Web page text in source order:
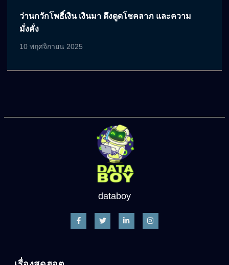
ว่านกวักโพธิ์เงิน เงินมา ดึงดูดโชคลาภ และความ
มั่งคั่ง
10 พฤศจิกายน 2025
databoy